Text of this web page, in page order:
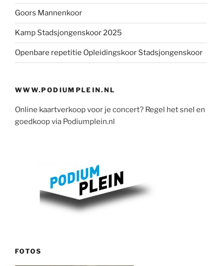
Goors Mannenkoor
Kamp Stadsjongenskoor 2025
Openbare repetitie Opleidingskoor Stadsjongenskoor
WWW.PODIUMPLEIN.NL
Online kaartverkoop voor je concert? Regel het snel en
goedkoop via Podiumplein.nl
FOTOS